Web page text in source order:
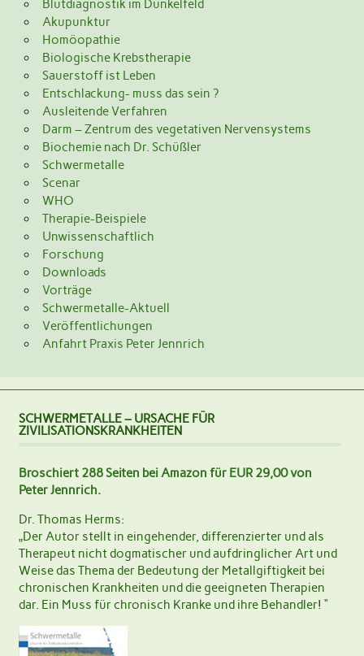
Blutdiagnostik im Dunkelfeld
Akupunktur
Homöopathie
Biologische Krebstherapie
Sauerstoff ist Leben
Entschlackung- muss das sein ?
Ausleitende Verfahren
Darm – Zentrum des vegetativen Nervensystems
Biochemie nach Dr. Schüßler
Schwermetalle
Scenar
WHO
Therapie-Beispiele
Unwissenschaftlich
Forschung
Downloads
Vorträge
Schwermetalle-Aktuell
Veröffentlichungen
Anfahrt Praxis Peter Jennrich
SCHWERMETALLE – URSACHE FÜR
ZIVILISATIONSKRANKHEITEN
Broschiert 288 Seiten bei Amazon für EUR 29,00 von
Peter Jennrich.
Dr. Thomas Herms:
„Der Autor stellt in eingehender, differenzierter und als
Therapeut nicht dogmatischer und aufdringlicher Art und
Weise das Thema der Bedeutung der Metallgiftigkeit bei
chronischen Krankheiten und die geeigneten Therapien
dar. Ein Muss für chronisch Kranke und ihre Behandler! “